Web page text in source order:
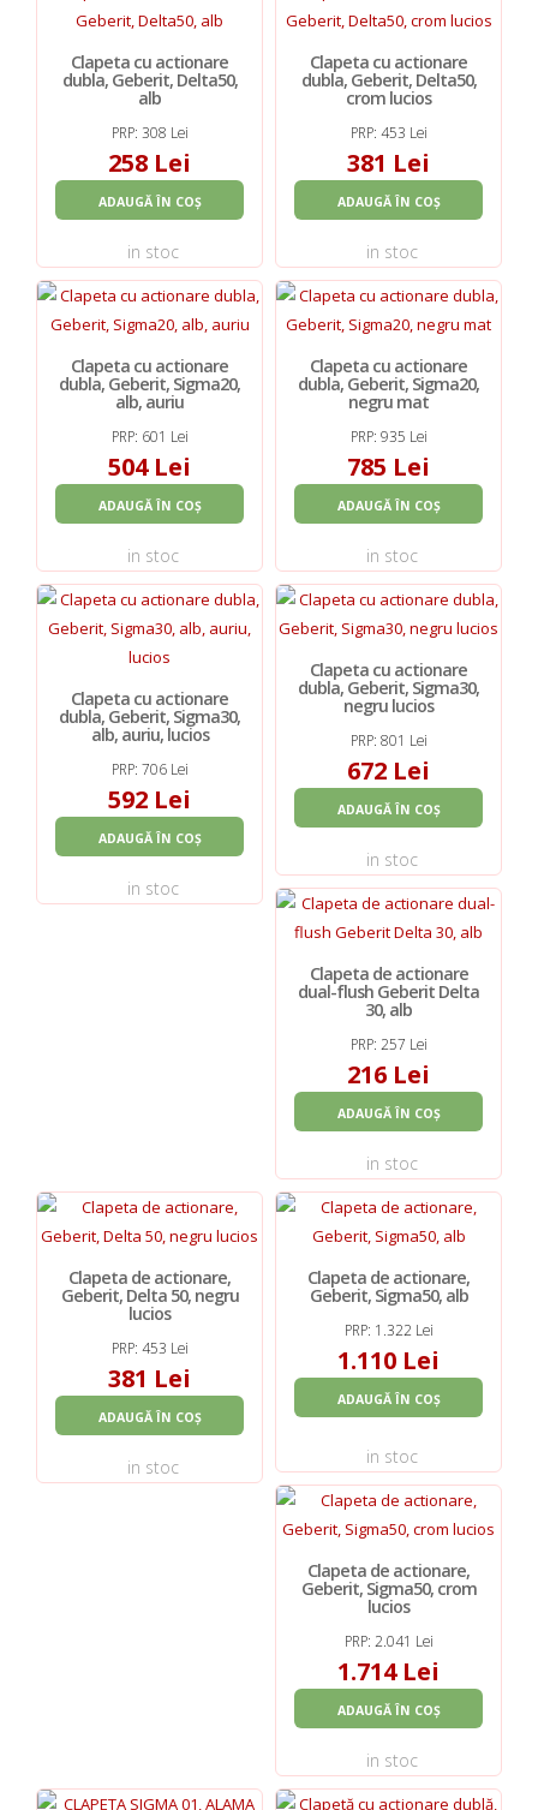
Clapeta cu actionare
dubla, Geberit, Delta50,
alb
PRP: 308 Lei
258 Lei
ADAUGĂ ÎN COȘ
in stoc
Clapeta cu actionare
dubla, Geberit, Delta50,
crom lucios
PRP: 453 Lei
381 Lei
ADAUGĂ ÎN COȘ
in stoc
Clapeta cu actionare
dubla, Geberit, Sigma20,
alb, auriu
PRP: 601 Lei
504 Lei
ADAUGĂ ÎN COȘ
in stoc
Clapeta cu actionare
dubla, Geberit, Sigma20,
negru mat
PRP: 935 Lei
785 Lei
ADAUGĂ ÎN COȘ
in stoc
Clapeta cu actionare
dubla, Geberit, Sigma30,
alb, auriu, lucios
PRP: 706 Lei
592 Lei
ADAUGĂ ÎN COȘ
in stoc
Clapeta cu actionare
dubla, Geberit, Sigma30,
negru lucios
PRP: 801 Lei
672 Lei
ADAUGĂ ÎN COȘ
in stoc
Clapeta de actionare
dual-flush Geberit Delta
30, alb
PRP: 257 Lei
216 Lei
ADAUGĂ ÎN COȘ
in stoc
Clapeta de actionare,
Geberit, Delta 50, negru
lucios
PRP: 453 Lei
381 Lei
ADAUGĂ ÎN COȘ
in stoc
Clapeta de actionare,
Geberit, Sigma50, alb
PRP: 1.322 Lei
1.110 Lei
ADAUGĂ ÎN COȘ
in stoc
Clapeta de actionare,
Geberit, Sigma50, crom
lucios
PRP: 2.041 Lei
1.714 Lei
ADAUGĂ ÎN COȘ
in stoc